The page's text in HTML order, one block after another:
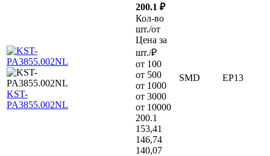
KST-
PA3855.002NL
200.1 ₽
Кол-во
шт./от
Цена за
шт./₽
от 100
от 500
от 1000
от 3000
от 10000
200.1
153,41
146,74
140,07
SMD EP13